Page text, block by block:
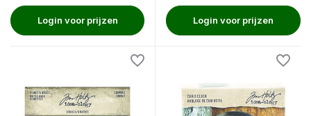
Login voor prijzen Login voor prijzen